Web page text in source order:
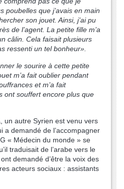
poubelles que j’avais en main
son jouet. Ainsi, j’ai pu
de l’agent. La petite fille m’a
câlin. Cela faisait plusieurs
ressenti un tel bonheur».
le sourire à cette petite
m’a fait oublier pendant
et m’a fait
ont souffert encore plus que
un autre Syrien est venu vers
a demandé de l’accompagner
« Médecin du monde » se
traduisait de l’arabe vers le
demandé d’être la voix des
acteurs sociaux : assistants